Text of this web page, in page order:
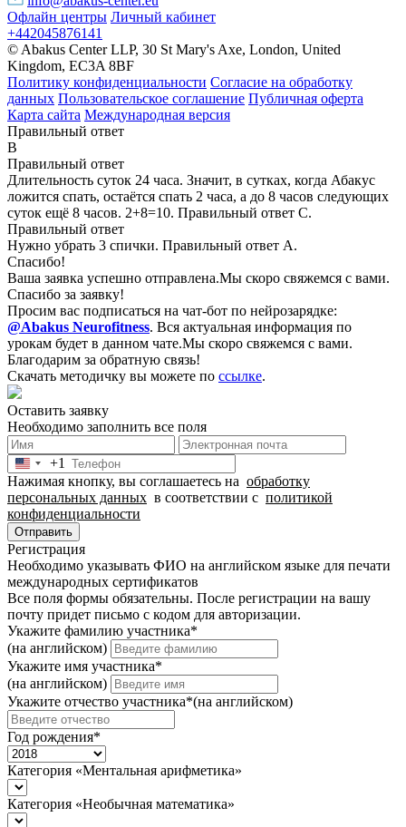
Офлайн центры Личный кабинет
+442045876141
© Abakus Center LLP, 30 St Mary's Axe, London, United
Kingdom, EC3A 8BF
Политику конфиденциальности Согласие на обработку
данных Пользовательское соглашение Публичная оферта
Карта сайта Международная версия
Правильный ответ
B
Правильный ответ
Длительность суток 24 часа. Значит, в сутках, когда Абакус
ложится спать, остаётся спать 2 часа, а до 8 часов следующих
суток ещё 8 часов. 2+8=10. Правильный ответ С.
Правильный ответ
Нужно убрать 3 спички. Правильный ответ А.
Спасибо!
Ваша заявка успешно отправлена.Мы скоро свяжемся с вами.
Спасибо за заявку!
Просим вас подписаться на чат-бот по нейрозарядке:
@Abakus Neurofitness. Вся актуальная информация по
урокам будет в данном чате.Мы скоро свяжемся с вами.
Благодарим за обратную связь!
Скачать методичку вы можете по ссылке.
Оставить заявку
Необходимо заполнить все поля
United
States
+1
+1
Нажимая кнопку, вы соглашаетесь на обработку
персональных данных в соответствии с политикой
конфиденциальности
Отправить
Регистрация
Необходимо указывать ФИО на английском языке для печати
международных сертификатов
Все поля формы обязательны. После регистрации на вашу
почту придет письмо c кодом для авторизации.
Укажите фамилию участника*
(на английском)
Укажите имя участника*
(на английском)
Укажите отчество участника*(на английском)
Год рождения*
Категория «Ментальная арифметика»
Категория «Необычная математика»